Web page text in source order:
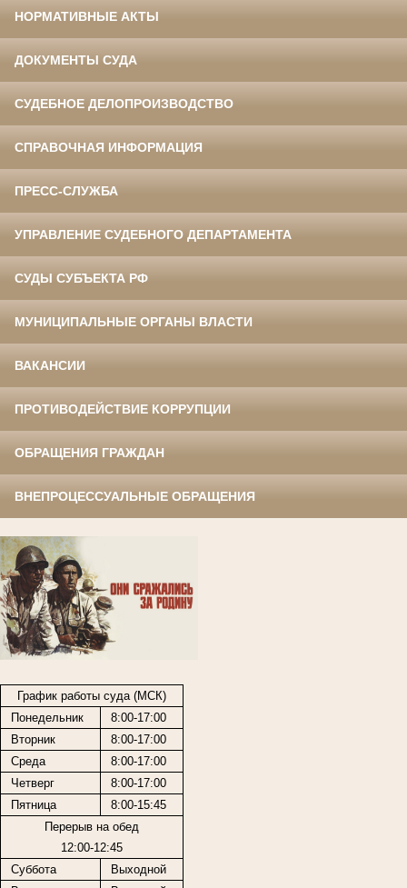
НОРМАТИВНЫЕ АКТЫ
ДОКУМЕНТЫ СУДА
СУДЕБНОЕ ДЕЛОПРОИЗВОДСТВО
СПРАВОЧНАЯ ИНФОРМАЦИЯ
ПРЕСС-СЛУЖБА
УПРАВЛЕНИЕ СУДЕБНОГО ДЕПАРТАМЕНТА
СУДЫ СУБЪЕКТА РФ
МУНИЦИПАЛЬНЫЕ ОРГАНЫ ВЛАСТИ
ВАКАНСИИ
ПРОТИВОДЕЙСТВИЕ КОРРУПЦИИ
ОБРАЩЕНИЯ ГРАЖДАН
ВНЕПРОЦЕССУАЛЬНЫЕ ОБРАЩЕНИЯ
График работы суда (МСК)
Понедельник
8:00-17:00
Вторник
8:00-17:00
Среда
8:00-17:00
Четверг
8:00-17:00
Пятница
8:00-15:45
Перерыв на обед
12:00-12:45
Суббота
Выходной